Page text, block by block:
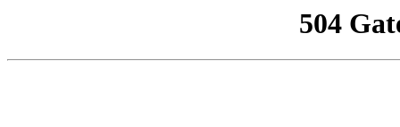
504